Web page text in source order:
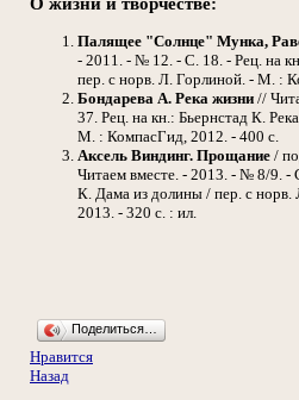
Палящее "Солнце" Мунка,
- 2011. - № 12. - С. 18. - Рец. на
пер. с норв. Л. Горлиной. - М. :
Бондарева А. Река жизни //
37. Рец. на кн.: Бьернстад К.
М. : КомпасГид, 2012. - 400 с.
Аксель Виндинг. Прощание /
Читаем вместе. - 2013. - № 8/9. -
К. Дама из долины / пер. с
2013. - 320 с. : ил.
Поделиться…
Нравится
Назад